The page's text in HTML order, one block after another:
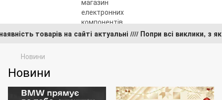
товарів на сайті актуальні //// Попри всі
Новини
Новини